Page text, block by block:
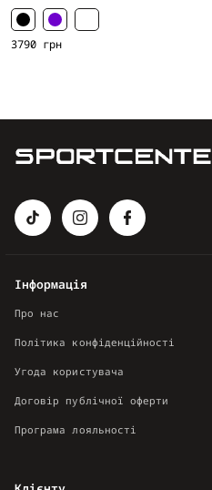
3790 грн
Інформація
Про нас
Політика конфіденційності
Угода користувача
Договір публічної оферти
Програма лояльності